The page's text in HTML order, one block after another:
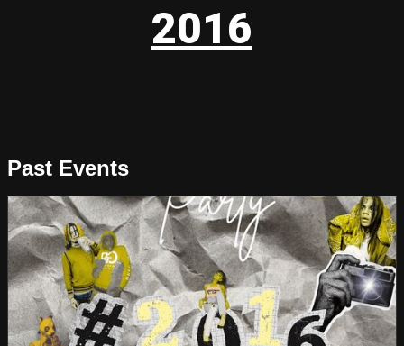
2016
Past Events